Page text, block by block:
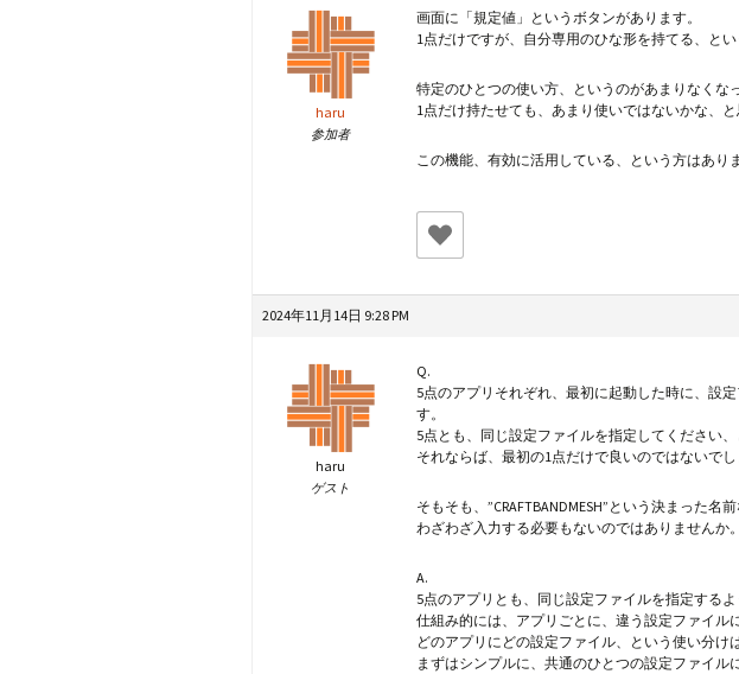
haru
参加者
画面に「規定値」というボタンがあります。
1点だけですが、自分専用のひな形を持てる、とい
特定のひとつの使い方、というのがあまりなくな
1点だけ持たせても、あまり使いではないかな、と
この機能、有効に活用している、という方はあり
2024年11月14日 9:28 PM
haru
ゲスト
Q.
5点のアプリそれぞれ、最初に起動した時に、設
す。
5点とも、同じ設定ファイルを指定してください、
それならば、最初の1点だけで良いのではないでし
そもそも、”CRAFTBANDMESH”という決まった名
わざわざ入力する必要もないのではありませんか。
A.
5点のアプリとも、同じ設定ファイルを指定するよ
仕組み的には、アプリごとに、違う設定ファイル
どのアプリにどの設定ファイル、という使い分け
まずはシンプルに、共通のひとつの設定ファイル